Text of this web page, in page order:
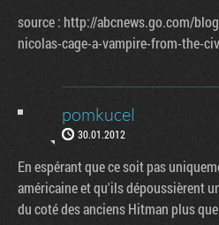
source : http://abcnews.go.com/
nicolas-cage-a-vampire-from-the-
pomkucel
30.01.2012
En espérant que ce soit pas
américaine et qu'ils dépoussièrent
du coté des anciens Hitman plus